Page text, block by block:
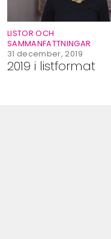
2019 i listformat
LISTOR OCH
SAMMANFATTNINGAR
31 december, 2019